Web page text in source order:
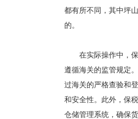
都有所不同，其中坪
的。
在实际操作中，
遵循海关的监管规定
过海关的严格查验和
和安全性。此外，保
仓储管理系统，确保